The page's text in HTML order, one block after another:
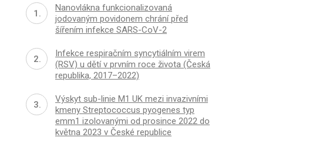
Nanovlákna funkcionalizovaná
jodovaným povidonem chrání před
šířením infekce SARS-CoV-2
Infekce respiračním syncytiálním virem
(RSV) u dětí v prvním roce života (Česká
republika, 2017–2022)
Výskyt sub-linie M1 UK mezi invazivními
kmeny Streptococcus pyogenes typ
emm1 izolovanými od prosince 2022 do
května 2023 v České republice